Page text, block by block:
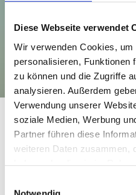
Diese Webseite verwendet
Wir verwenden Cookies,
personalisieren, Funktionen
zu können und die Zugriffe
analysieren. Außerdem
Verwendung unserer
soziale Medien, Werbung
Partner führen diese
weiteren Daten zusammen,